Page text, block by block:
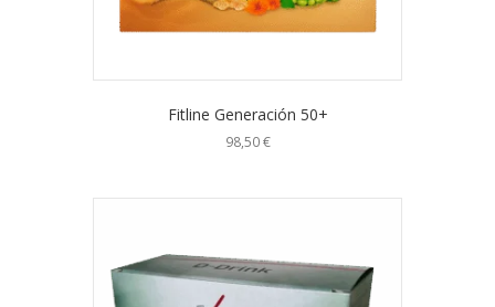
Fitline Generación 50+
98,50€